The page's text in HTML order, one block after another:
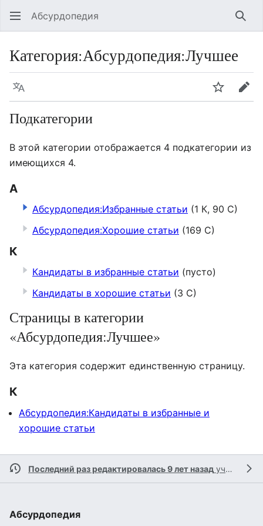
Абсурдопедия
Категория:Абсурдопедия:Лучшее
Язык
Подкатегории
В этой категории отображается 4 подкатегории из
имеющихся 4.
А
Абсурдопедия:Избранные статьи (1 К, 90 С)
Абсурдопедия:Хорошие статьи (169 С)
К
Кандидаты в избранные статьи (пусто)
Кандидаты в хорошие статьи (3 С)
Страницы в категории
«Абсурдопедия:Лучшее»
Эта категория содержит единственную страницу.
К
Абсурдопедия:Кандидаты в избранные и
хорошие статьи
Последний раз редактировалась 9 лет назад участником
Абсурдопедия